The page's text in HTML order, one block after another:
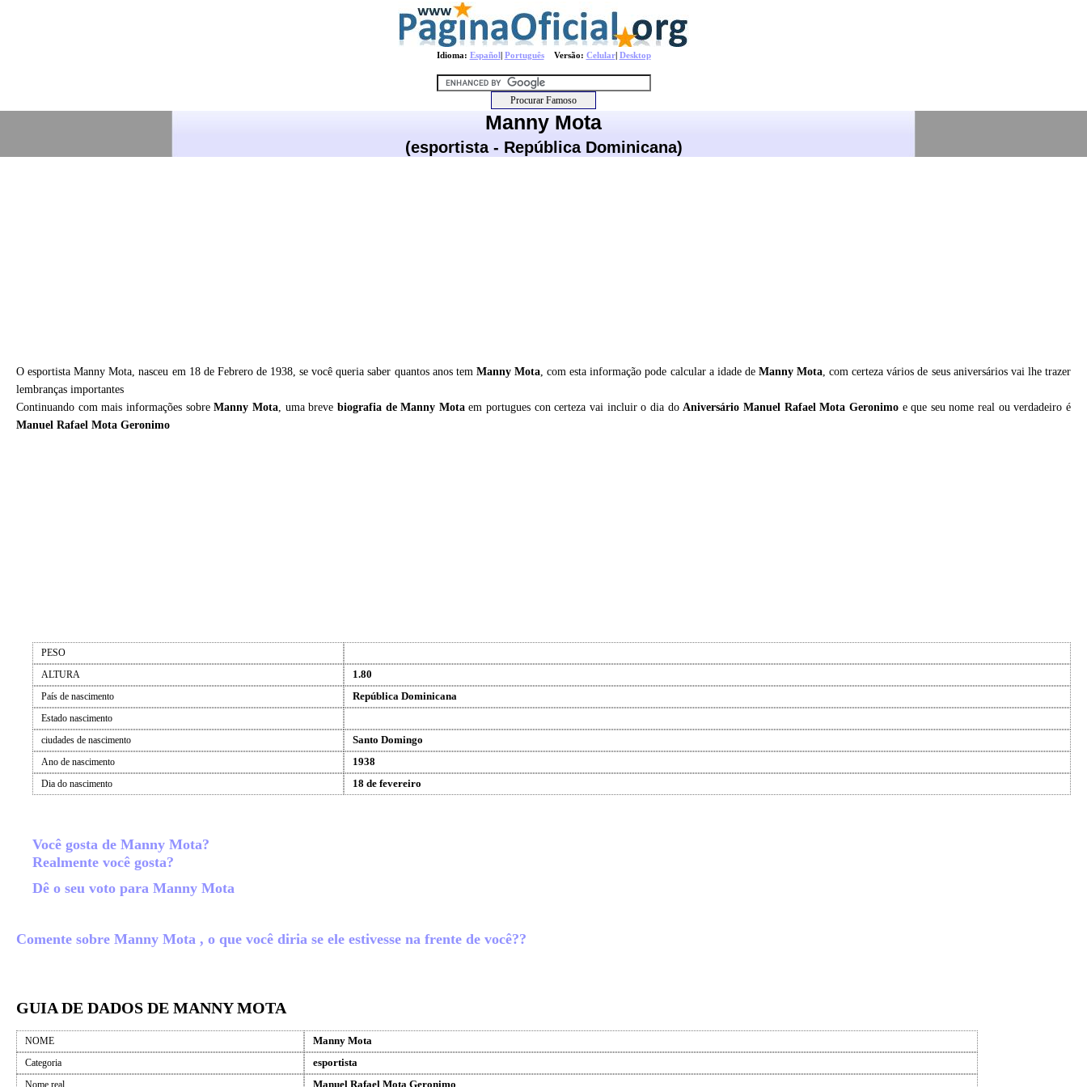
Idioma: Español| PortuguêsVersão: Celular| Desktop
Manny Mota
(esportista - República Dominicana)
O esportista Manny Mota, nasceu em 18 de Febrero de 1938, se você queria saber quantos anos tem Manny Mota, com esta informação pode calcular a idade de Manny Mota, com certeza vários de seus aniversários vai lhe trazer
lembranças importantes
Continuando com mais informações sobreManny Mota, uma breve biografia deManny Motaem portugues con certeza vai incluir o dia doAniversário Manuel Rafael Mota Geronimoe que seu nome real ou verdadeiro é
Manuel Rafael Mota Geronimo
PESO
ALTURA
1.80
País de nascimento República Dominicana
Estado nascimento
ciudades de nascimento
Santo Domingo
Ano de nascimento 1938
Dia do nascimento 18 de fevereiro
Você gosta de Manny Mota?
Realmente você gosta?
Dê o seu voto para Manny Mota
Comente sobre Manny Mota , o que você diria se ele estivesse na frente de você??
GUIA DE DADOS DE MANNY MOTA
NOME Manny Mota
Categoria esportista
Nome real Manuel Rafael Mota Geronimo